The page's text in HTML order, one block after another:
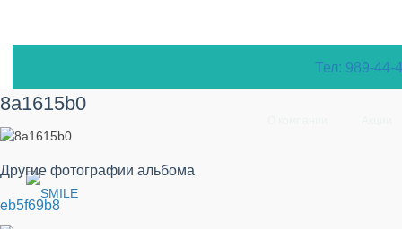
Тел: 989-44-
8a1615b0
Другие фотографии альбома
eb5f69b8